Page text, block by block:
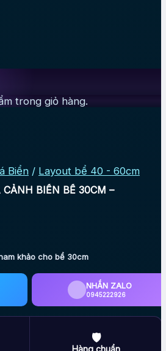
trong giỏ hàng.
Biển / Layout bể 40 - 60cm
BIỂN BỂ 30CM –
khảo cho bể 30cm
NHẮN ZALO
0945222926
🛡
Hàng chuẩn